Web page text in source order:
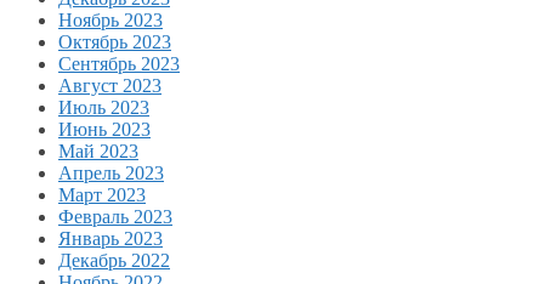
Ноябрь 2023
Октябрь 2023
Сентябрь 2023
Август 2023
Июль 2023
Июнь 2023
Май 2023
Апрель 2023
Март 2023
Февраль 2023
Январь 2023
Декабрь 2022